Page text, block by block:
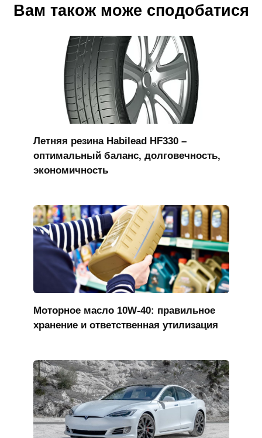
Вам також може сподобатися
Летняя резина Habilead HF330 –
оптимальный баланс, долговечность,
экономичность
Моторное масло 10W-40: правильное
хранение и ответственная утилизация